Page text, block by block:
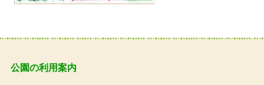
公園の利用案内